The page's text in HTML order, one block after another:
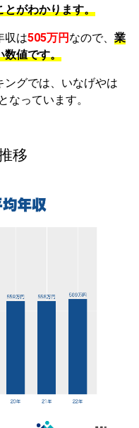
とがわかります。
収は505万円 なので、 業
数値です。
グでは、いなげやは
なっています。
移